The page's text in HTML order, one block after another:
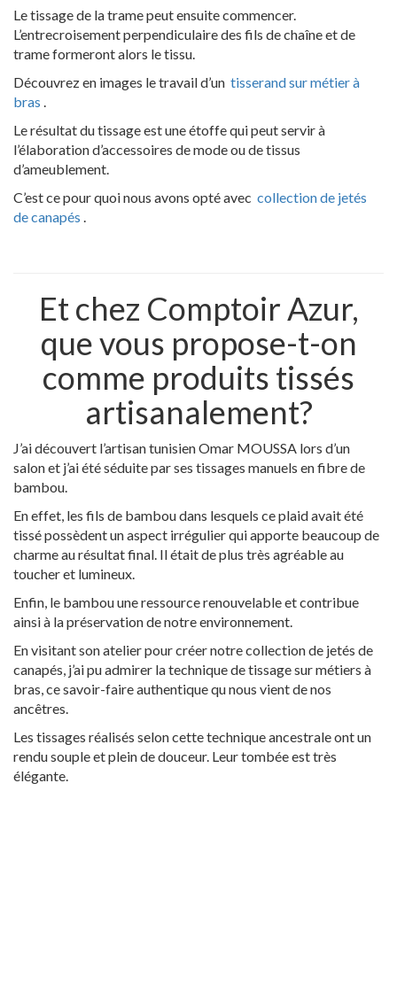
Le tissage de la trame peut ensuite commencer.
L’entrecroisement perpendiculaire des fils de chaîne et de
trame formeront alors le tissu.
Découvrez en images le travail d’un tisserand sur métier à
bras
Le résultat du tissage est une étoffe qui peut servir à
l’élaboration d’accessoires de mode ou de tissus
d’ameublement.
C’est ce pour quoi nous avons opté avec collection de jetés
de canapés
Et chez Comptoir Azur,
que vous propose-t-on
comme produits tissés
artisanalement?
J’ai découvert l’artisan tunisien Omar MOUSSA lors d’un
salon et j’ai été séduite par ses tissages manuels en fibre de
bambou.
En effet, les fils de bambou dans lesquels ce plaid avait été
tissé possèdent un aspect irrégulier qui apporte beaucoup de
charme au résultat final. Il était de plus très agréable au
toucher et lumineux.
Enfin, le bambou une ressource renouvelable et contribue
ainsi à la préservation de notre environnement.
En visitant son atelier pour créer notre collection de jetés de
canapés, j’ai pu admirer la technique de tissage sur métiers à
bras, ce savoir-faire authentique qu nous vient de nos
ancêtres.
Les tissages réalisés selon cette technique ancestrale ont un
rendu souple et plein de douceur. Leur tombée est très
élégante.